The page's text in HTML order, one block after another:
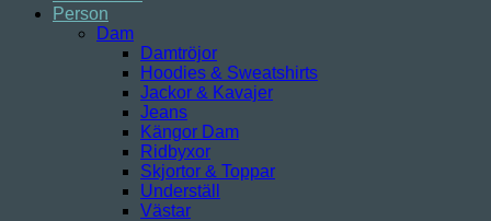
Person
Dam
Damtröjor
Hoodies & Sweatshirts
Jackor & Kavajer
Jeans
Kängor Dam
Ridbyxor
Skjortor & Toppar
Underställ
Västar